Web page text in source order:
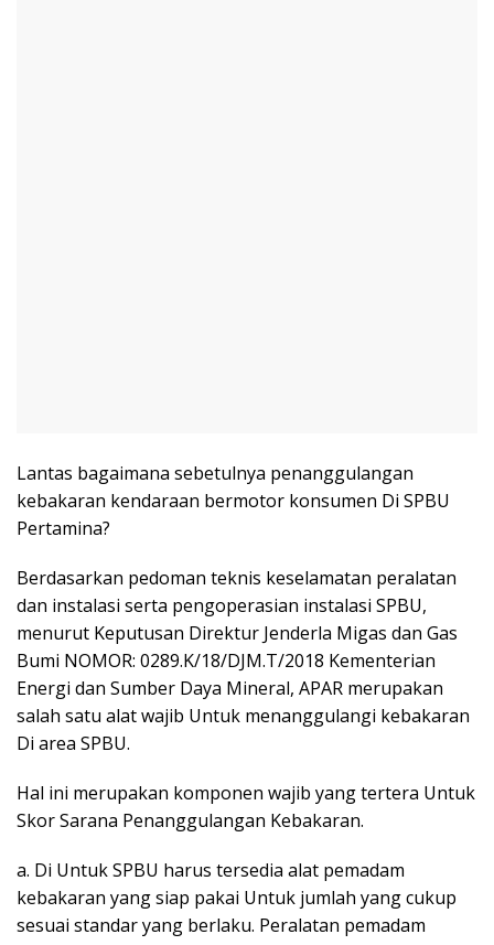
Lantas bagaimana sebetulnya penanggulangan
kebakaran kendaraan bermotor konsumen Di SPBU
Pertamina?
Berdasarkan pedoman teknis keselamatan peralatan
dan instalasi serta pengoperasian instalasi SPBU,
menurut Keputusan Direktur Jenderla Migas dan Gas
Bumi NOMOR: 0289.K/18/DJM.T/2018 Kementerian
Energi dan Sumber Daya Mineral, APAR merupakan
salah satu alat wajib Untuk menanggulangi kebakaran
Di area SPBU.
Hal ini merupakan komponen wajib yang tertera Untuk
Skor Sarana Penanggulangan Kebakaran.
a. Di Untuk SPBU harus tersedia alat pemadam
kebakaran yang siap pakai Untuk jumlah yang cukup
sesuai standar yang berlaku. Peralatan pemadam